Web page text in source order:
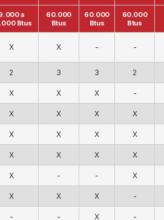
a
Btus
60.000
Btus
60.000
Btus
60.000
Btus
X X - -
2 3 3 2
X X X -
X X X X
X X X X
X X X X
X - - X
X X X -
- - X -